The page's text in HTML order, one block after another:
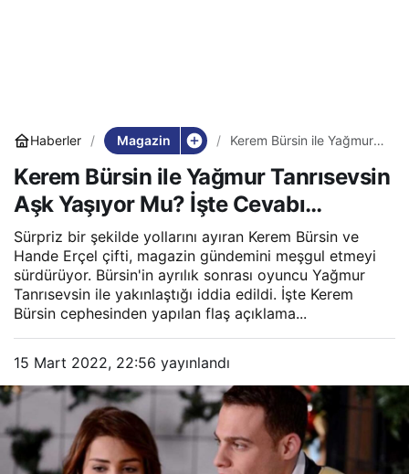
Haberler Magazin
Kerem Bürsin ile Yağmur
Mu? İşte Cevabı…
Kerem Bürsin ile Yağmur Tanrısevsin
Aşk Yaşıyor Mu? İşte Cevabı…
Sürpriz bir şekilde yollarını ayıran Kerem Bürsin ve
Hande Erçel çifti, magazin gündemini meşgul etmeyi
sürdürüyor. Bürsin'in ayrılık sonrası oyuncu Yağmur
Tanrısevsin ile yakınlaştığı iddia edildi. İşte Kerem
Bürsin cephesinden yapılan flaş açıklama...
15 Mart 2022, 22:56 yayınlandı